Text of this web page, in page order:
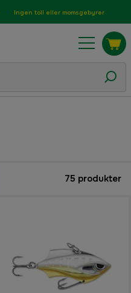
Ingen toll eller momsgebyrer
75 produkter